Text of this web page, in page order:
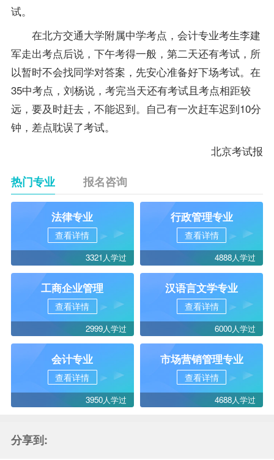
试。
在北方交通大学附属中学考点， 会计专业考生李建
军走出考点后说，下午考得一般，第二天还有考试，所
以暂时不会找同学对答案，先安心准备好下场考试。在
35中考点，刘杨说，考完当天还有考试且考点相距较
远，要及时赶去，不能迟到。自己有一次赶车迟到10分
钟，差点耽误了考试。
北京考试报
热门专业 报名咨询
法律专业
查看详情
3321人学过
行政管理专业
查看详情
4888人学过
工商企业管理
查看详情
2999人学过
汉语言文学专业
查看详情
6000人学过
会计专业
查看详情
3950人学过
市场营销管理专业
查看详情
4688人学过
分享到: